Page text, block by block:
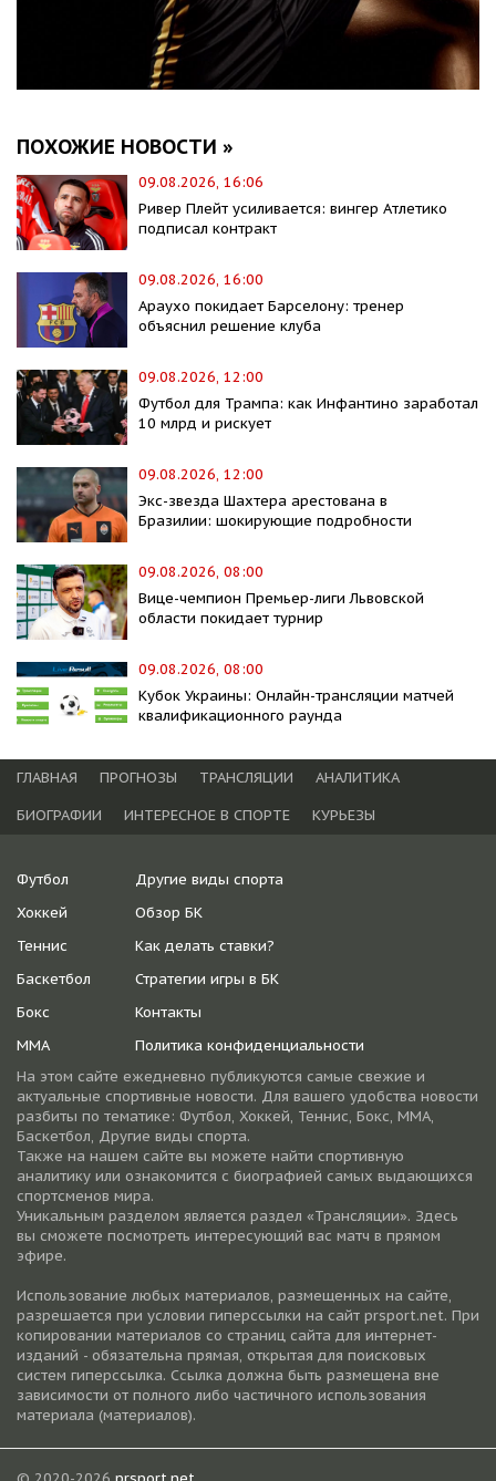
ПОХОЖИЕ НОВОСТИ »
09.08.2026, 16:06
Ривер Плейт усиливается: вингер Атлетико
подписал контракт
09.08.2026, 16:00
Араухо покидает Барселону: тренер
объяснил решение клуба
09.08.2026, 12:00
Футбол для Трампа: как Инфантино заработал
10 млрд и рискует
09.08.2026, 12:00
Экс-звезда Шахтера арестована в
Бразилии: шокирующие подробности
09.08.2026, 08:00
Вице-чемпион Премьер-лиги Львовской
области покидает турнир
09.08.2026, 08:00
Кубок Украины: Онлайн-трансляции матчей
квалификационного раунда
ГЛАВНАЯ ПРОГНОЗЫ ТРАНСЛЯЦИИ
АНАЛИТИКА
БИОГРАФИИ
ИНТЕРЕСНОЕ В СПОРТЕ КУРЬЕЗЫ
Футбол
Хоккей
Теннис
Баскетбол
Бокс
ММА
Другие виды спорта
Обзор БК
Как делать ставки?
Стратегии игры в БК
Контакты
Политика конфиденциальности
На этом сайте ежедневно публикуются самые свежие и
актуальные спортивные новости. Для вашего удобства новости
разбиты по тематике: Футбол, Хоккей, Теннис, Бокс, ММА,
Баскетбол, Другие виды спорта.
Также на нашем сайте вы можете найти спортивную
аналитику или ознакомится с биографией самых выдающихся
спортсменов мира.
Уникальным разделом является раздел «Трансляции». Здесь
вы сможете посмотреть интересующий вас матч в прямом
эфире.
Использование любых материалов, размещенных на сайте,
разрешается при условии гиперссылки на cайт prsport.net. При
копировании материалов со страниц сайта для интернет-
изданий - обязательна прямая, открытая для поисковых
систем гиперссылка. Ссылка должна быть размещена вне
зависимости от полного либо частичного использования
материала (материалов).